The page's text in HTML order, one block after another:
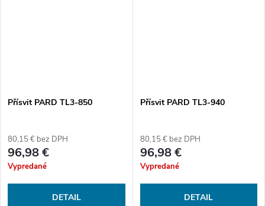
Přísvit PARD TL3-850
80,15 € bez DPH
96,98 €
Vypredané
DETAIL
Přísvit PARD TL3-940
80,15 € bez DPH
96,98 €
Vypredané
DETAIL